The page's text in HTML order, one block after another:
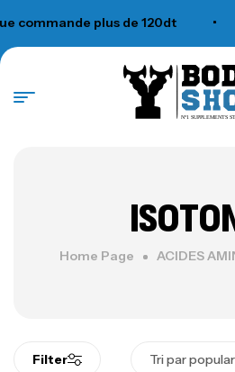
commande plus de 120dt
N°1 SUPPLEMENTS
Home Page ACIDES
Filter Tri par